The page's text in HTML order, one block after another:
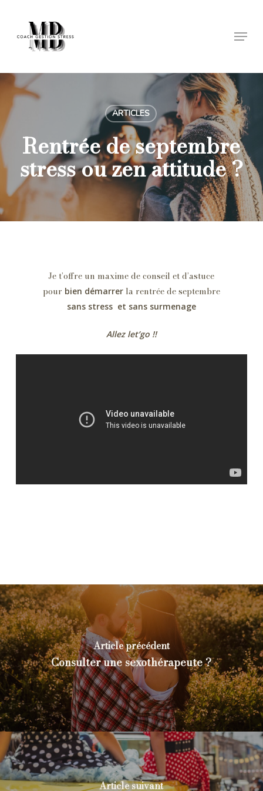
main
Menu
ARTICLES
Rentrée de septembre
stress ou zen attitude ?
Je t’offre un maxime de conseil et d’astuce
pour bien démarrerla rentrée de septembre
sans stress et sans surmenage
Allez let’go !!
Article précédent
Consulter une sexothérapeute ?
Article suivant
Close